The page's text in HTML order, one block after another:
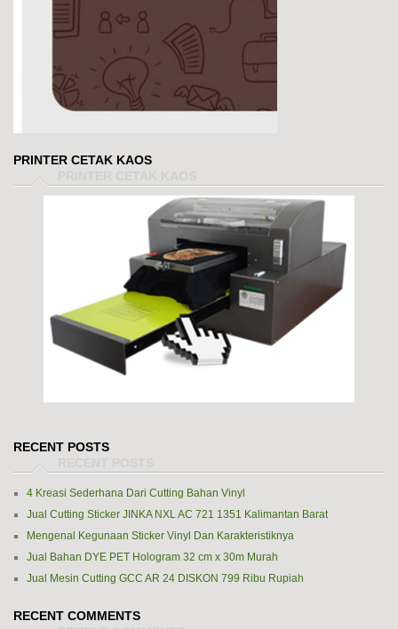
PRINTER CETAK KAOS
RECENT POSTS
4 Kreasi Sederhana Dari Cutting Bahan Vinyl
Jual Cutting Sticker JINKA NXL AC 721 1351 Kalimantan Barat
Mengenal Kegunaan Sticker Vinyl Dan Karakteristiknya
Jual Bahan DYE PET Hologram 32 cm x 30m Murah
Jual Mesin Cutting GCC AR 24 DISKON 799 Ribu Rupiah
RECENT COMMENTS